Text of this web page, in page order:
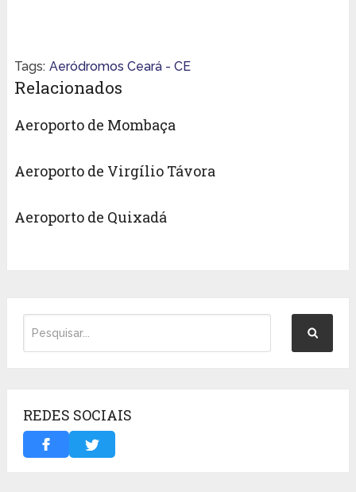
Tags: Aeródromos Ceará - CE
Relacionados
Aeroporto de Mombaça
Aeroporto de Virgílio Távora
Aeroporto de Quixadá
REDES SOCIAIS